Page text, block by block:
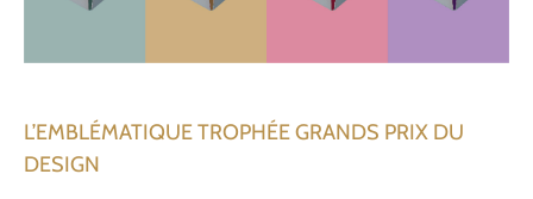
L’EMBLÉMATIQUE TROPHÉE GRANDS PRIX DU
DESIGN